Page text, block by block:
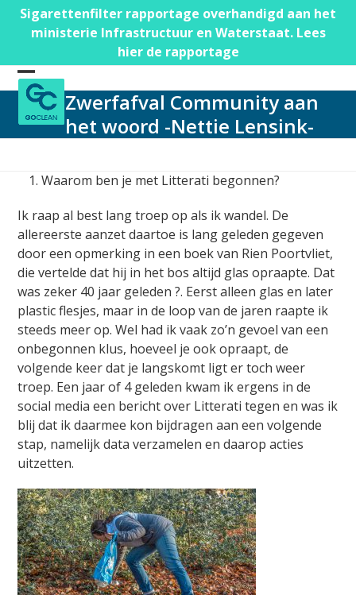
SkipSigarettenfilter rapportage overhandigd aan het
ministerie Infrastructuur en Waterstaat. Lees
hier de rapportage
Open
mobile
menu
Close
mobile
menu
Zwerfafval Community aan
het woord -Nettie Lensink-
Waarom ben je met Litterati begonnen?
Ik raap al best lang troep op als ik wandel. De
allereerste aanzet daartoe is lang geleden gegeven
door een opmerking in een boek van Rien Poortvliet,
die vertelde dat hij in het bos altijd glas opraapte. Dat
was zeker 40 jaar geleden?. Eerst alleen glas en later
plastic flesjes, maar in de loop van de jaren raapte ik
steeds meer op. Wel had ik vaak zo’n gevoel van een
onbegonnen klus, hoeveel je ook opraapt, de
volgende keer dat je langskomt ligt er toch weer
troep. Een jaar of 4 geleden kwam ik ergens in de
social media een bericht over Litterati tegen en was ik
blij dat ik daarmee kon bijdragen aan een volgende
stap, namelijk data verzamelen en daarop acties
uitzetten.